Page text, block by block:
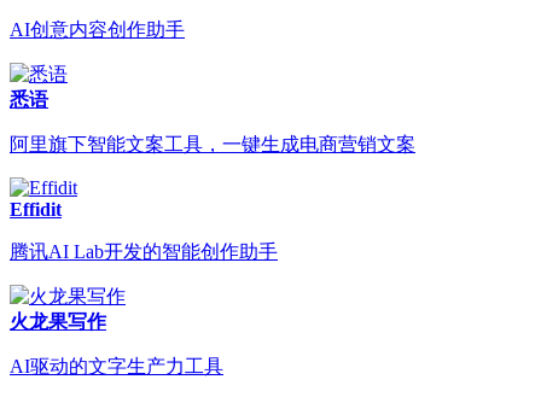
AI创意内容创作助手
悉语
阿里旗下智能文案工具，一键生成电商营销文案
Effidit
腾讯AI Lab开发的智能创作助手
火龙果写作
AI驱动的文字生产力工具